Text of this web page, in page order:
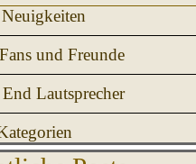
und Freunde
Lautsprecher
Monatliche Posts